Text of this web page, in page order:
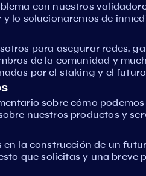
con nuestros
y lo solucionaremos de
para asegurar redes,
de la comunidad y
por el staking y el
sobre cómo
nuestros productos y
en la construcción de un
que solicitas y una breve